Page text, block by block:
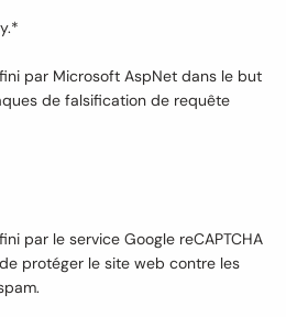
par Microsoft AspNet dans le but
de falsification de requête
par le service Google reCAPTCHA
protéger le site web contre les